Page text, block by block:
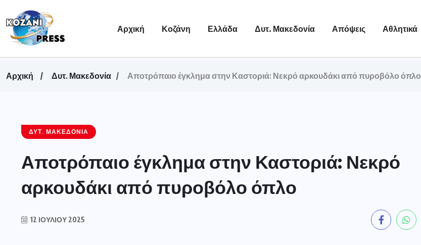
Αρχική Κοζάνη Ελλάδα Δυτ. Μακεδονία Απόψεις Αθλητικά
Αρχική Δυτ. Μακεδονία Αποτρόπαιο έγκλημα στην Καστοριά: Νεκρό αρκουδάκι από πυροβόλο όπλο
ΔΥΤ. ΜΑΚΕΔΟΝΊΑ
Αποτρόπαιο έγκλημα στην Καστοριά: Νεκρό
αρκουδάκι από πυροβόλο όπλο
12 ΙΟΥΛΊΟΥ 2025